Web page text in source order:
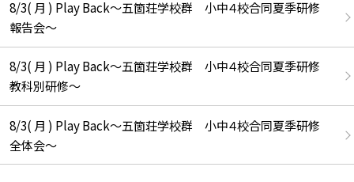
8/3( 月 ) Play Back～五箇荘学校群 小中４校合同夏季研修
報告会～
8/3( 月 ) Play Back～五箇荘学校群 小中４校合同夏季研修
教科別研修～
8/3( 月 ) Play Back～五箇荘学校群 小中４校合同夏季研修
全体会～